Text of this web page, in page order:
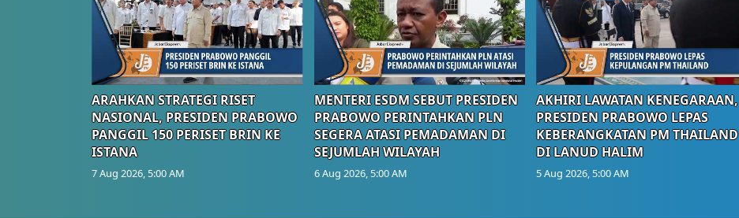
ARAHKAN STRATEGI RISET
NASIONAL, PRESIDEN PRABOWO
PANGGIL 150 PERISET BRIN KE
ISTANA
7 Aug 2026, 5:00 AM
MENTERI ESDM SEBUT PRESIDEN
PRABOWO PERINTAHKAN PLN
SEGERA ATASI PEMADAMAN DI
SEJUMLAH WILAYAH
6 Aug 2026, 5:00 AM
AKHIRI LAWATAN KENEGARAAN,
PRESIDEN PRABOWO LEPAS
KEBERANGKATAN PM THAILAND
DI LANUD HALIM
5 Aug 2026, 5:00 AM